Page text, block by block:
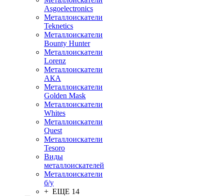
Asgoelectronics
Металлоискатели
Teknetics
Металлоискатели
Bounty Hunter
Металлоискатели
Lorenz
Металлоискатели
АКА
Металлоискатели
Golden Mask
Металлоискатели
Whites
Металлоискатели
Quest
Металлоискатели
Tesoro
Виды
металлоискателей
Металлоискатели
б/у
+ ЕЩЕ 14